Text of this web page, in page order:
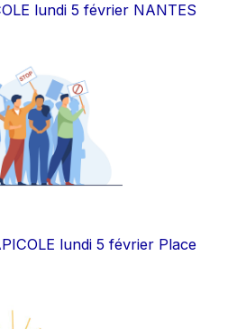
lundi 5 février NANTES
lundi 5 février Place